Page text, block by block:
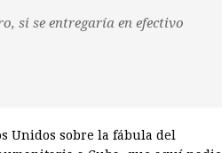
si se entregaría en efectivo
Unidos sobre la fábula del